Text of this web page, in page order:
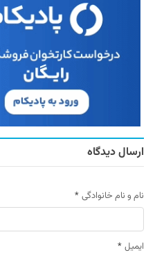
ارسال دیدگاه
نام و نام خانوادگی *
ایمیل *